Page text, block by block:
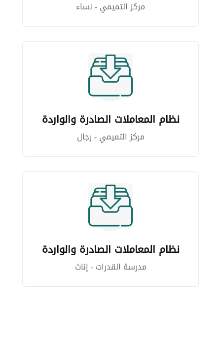
مركز التميمي - نساء
نظام المعاملات الصادرة والواردة
مركز التميمي - رجال
نظام المعاملات الصادرة والواردة
مدرسة القدرات - إناث